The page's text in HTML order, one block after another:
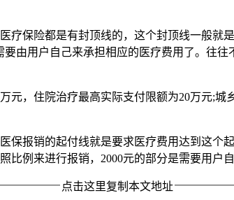
疗保险都是有封顶线的，这个封顶线一般就
由用户自己来承担相应的医疗费用了。往
元，住院治疗最高实际支付限额为20万元;
保报销的起付线就是要求医疗费用达到这个
比例来进行报销，2000元的部分是需要用户自
点击这里复制本文地址